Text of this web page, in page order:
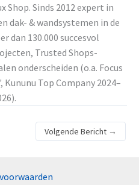
Shop. Sinds 2012 expert in
& wandsystemen in de
dan 130.000 succesvol
Trusted Shops-
onderscheiden (o.a. Focus
Top Company 2024–
Volgende Bericht →